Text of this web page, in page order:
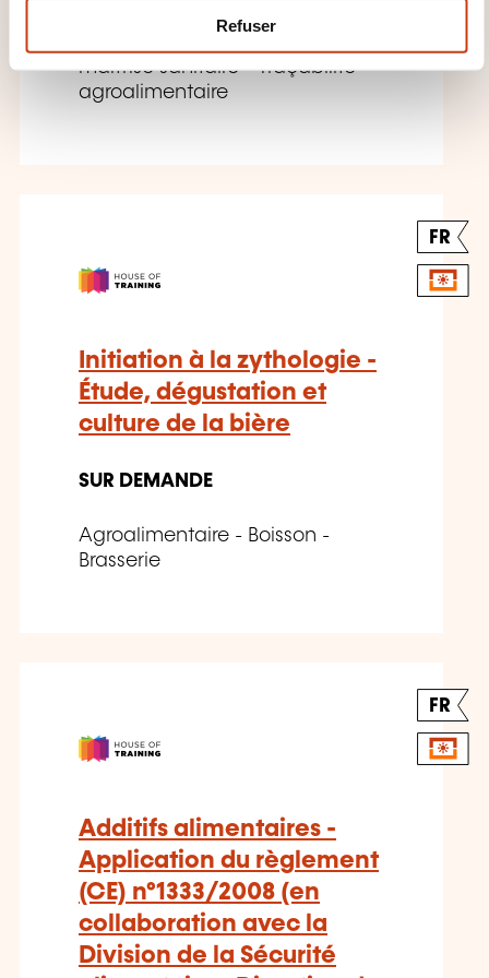
n
Refuser
Agroalimentaire - Qualité
maîtrise sanitaire - Traçabilité
agroalimentaire
FR
Initiation à la zythologie -
Étude, dégustation et
culture de la bière
SUR DEMANDE
Agroalimentaire - Boisson -
Brasserie
FR
Additifs alimentaires -
Application du règlement
(CE) n°1333/2008 (en
collaboration avec la
Division de la Sécurité